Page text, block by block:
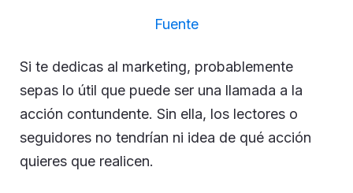
Fuente
Si te dedicas al marketing, probablemente
sepas lo útil que puede ser una llamada a la
acción contundente. Sin ella, los lectores o
seguidores no tendrían ni idea de qué acción
quieres que realicen.